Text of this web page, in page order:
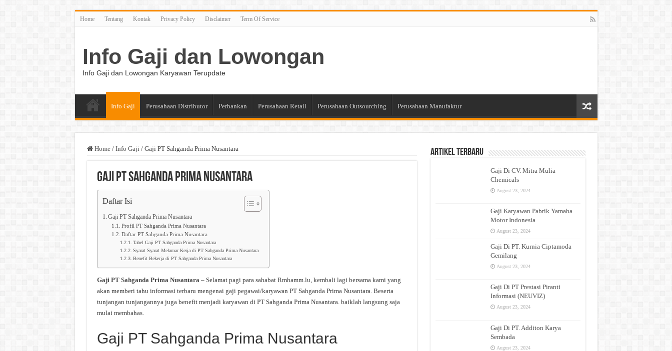
Home Tentang Kontak Privacy Policy Disclaimer Term Of Service
Info Gaji dan Lowongan
Info Gaji dan Lowongan Karyawan Terupdate
Info Gaji Perusahaan Distributor Perbankan Perusahaan Retail Perusahaan Outsourching Perusahaan Manufaktur
Home / Info Gaji / Gaji PT Sahganda Prima Nusantara
Gaji PT Sahganda Prima Nusantara
Daftar Isi
Gaji PT Sahganda Prima Nusantara
Profil PT Sahganda Prima Nusantara
Daftar PT Sahganda Prima Nusantara
Tabel Gaji PT Sahganda Prima Nusantara
Syarat Syarat Melamar Kerja di PT Sahganda Prima Nusantara
Benefit Bekerja di PT Sahganda Prima Nusantara
Gaji PT Sahganda Prima Nusantara– Selamat pagi para sahabat Rmhamm.lu, kembali lagi bersama kami yang
akan memberi tahu informasi terbaru mengenai gaji pegawai/karyawan PT Sahganda Prima Nusantara. Beserta
tunjangan tunjangannya juga benefit menjadi karyawan di PT Sahganda Prima Nusantara. baiklah langsung saja
mulai membahas.
Gaji PT Sahganda Prima Nusantara
Artikel Terbaru
Gaji Di CV. Mitra Mulia
Chemicals
August 23, 2024
Gaji Karyawan Pabrik Yamaha
Motor Indonesia
August 23, 2024
Gaji Di PT. Kurnia Ciptamoda
Gemilang
August 23, 2024
Gaji Di PT Prestasi Piranti
Informasi (NEUVIZ)
August 23, 2024
Gaji Di PT. Additon Karya
Sembada
August 23, 2024